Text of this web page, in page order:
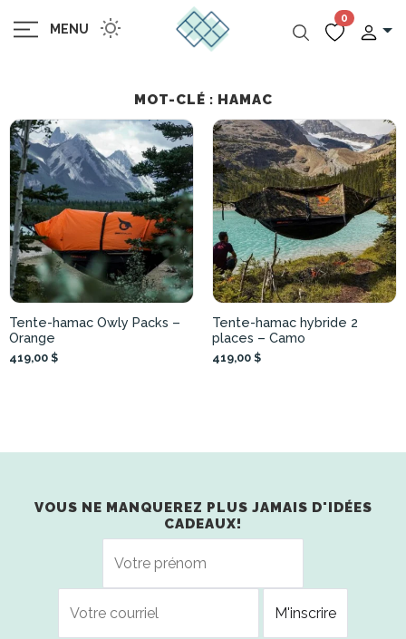
MENU
0
MOT-CLÉ : HAMAC
Tente-hamac Owly Packs –
Orange
419,00 $
Tente-hamac hybride 2
places – Camo
419,00 $
VOUS NE MANQUEREZ PLUS JAMAIS D'IDÉES
CADEAUX!